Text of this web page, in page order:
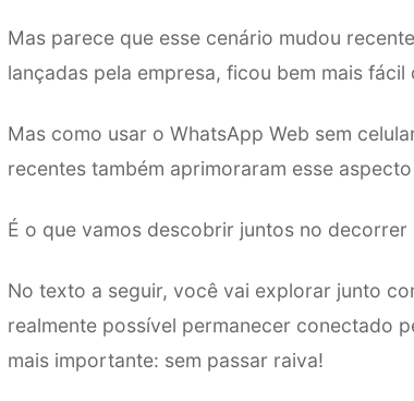
Mas parece que esse cenário mudou
lançadas pela empresa, ficou bem mais
Mas como usar o WhatsApp Web sem
recentes também aprimoraram esse
É o que vamos descobrir juntos no decorrer
No texto a seguir, você vai explorar junto
realmente possível permanecer conectado
mais importante: sem passar raiva!